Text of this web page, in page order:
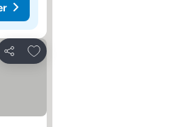
Dela
Lägg till i Mina Favoriter